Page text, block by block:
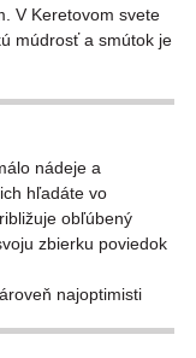
V Keretovom svete
múdrosť a smútok je
nádeje a
hľadáte vo
obľúbený
zbierku poviedok
najoptimisti